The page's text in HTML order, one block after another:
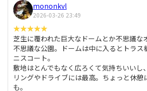
mononkvl
2026-03-26 23:49
芝生に覆われた巨大なドームとか不思議な
不思議な公園。ドームは中に入るとトラス
ニスコート。
敷地はとんでもなく広ろくて気持ちいいし
リングやドライブには最高。ちょっと休憩
も。